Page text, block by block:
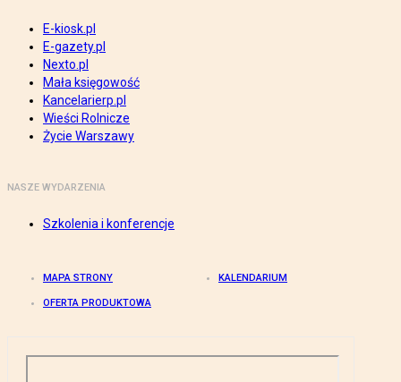
E-kiosk.pl
E-gazety.pl
Nexto.pl
Mała księgowość
Kancelarierp.pl
Wieści Rolnicze
Życie Warszawy
NASZE WYDARZENIA
Szkolenia i konferencje
MAPA STRONY KALENDARIUM
OFERTA PRODUKTOWA